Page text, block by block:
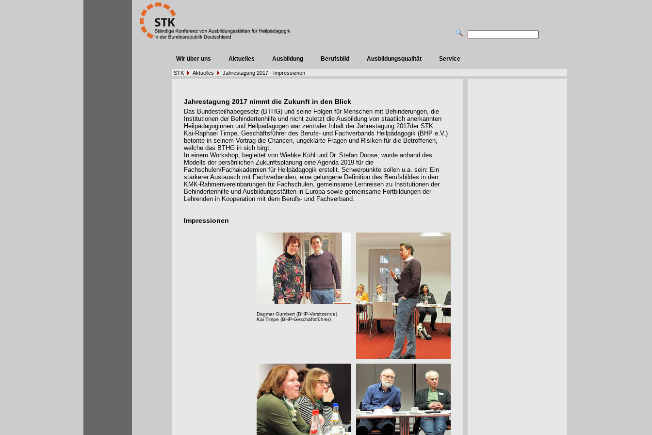
Wir über uns Aktuelles Ausbildung Berufsbild Ausbildungsqualität Service
STK Aktuelles Jahrestagung 2017 - Impressionen
Jahrestagung 2017 nimmt die Zukunft in den Blick
Das Bundesteilhabegesetz (BTHG) und seine Folgen für Menschen mit Behinderungen, die
Institutionen der Behindertenhilfe und nicht zuletzt die Ausbildung von staatlich anerkannten
Heilpädagoginnen und Heilpädagogen war zentraler Inhalt der Jahrestagung 2017der STK.
Kai-Raphael Timpe, Geschäftsführer des Berufs- und Fachverbands Heilpädagogik (BHP e.V.)
betonte in seinem Vortrag die Chancen, ungeklärte Fragen und Risiken für die Betroffenen,
welche das BTHG in sich birgt.
In einem Workshop, begleitet von Wiebke Kühl und Dr. Stefan Doose, wurde anhand des
Modells der persönlichen Zukunftsplanung eine Agenda 2019 für die
Fachschulen/Fachakademien für Heilpädagogik erstellt. Schwerpunkte sollen u.a. sein: Ein
stärkerer Austausch mit Fachverbänden, eine gelungene Definition des Berufsbildes in den
KMK-Rahmenvereinbarungen für Fachschulen, gemeinsame Lernreisen zu Institutionen der
Behindertenhilfe und Ausbildungsstätten in Europa sowie gemeinsame Fortbildungen der
Lehrenden in Kooperation mit dem Berufs- und Fachverband.
Impressionen
Dagmar Gumbert (BHP-Vorsitzende)
Kai Timpe (BHP-Geschäftsführer)